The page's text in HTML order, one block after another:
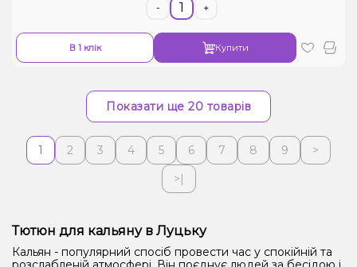
- +
В 1 клік Купити
Показати ще 20 товарів
1 2 3 4 5 6 7 8 9
>
>|
Тютюн для кальяну в Луцьку
Кальян - популярний спосіб провести час у спокійній та